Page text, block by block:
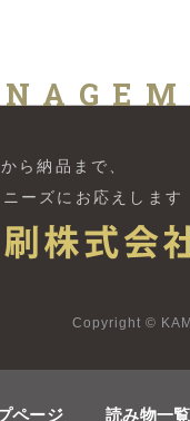
ら納品まで、
ニーズにお応えします
Copyright ©
ページ 読み物一覧